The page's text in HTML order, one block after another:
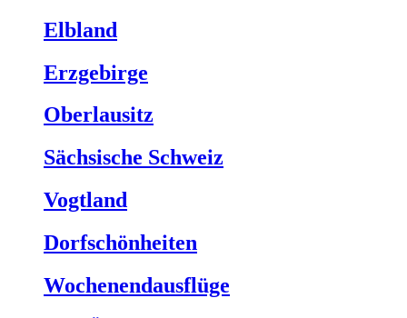
Elbland
Erzgebirge
Oberlausitz
Sächsische Schweiz
Vogtland
Dorfschönheiten
Wochenendausflüge